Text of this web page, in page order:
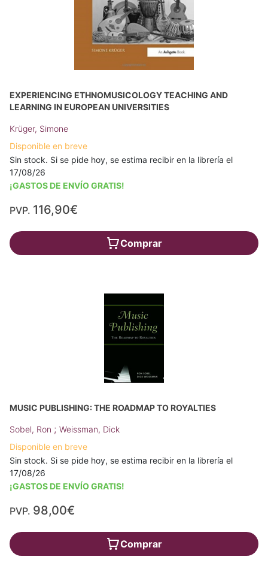
EXPERIENCING ETHNOMUSICOLOGY TEACHING AND
LEARNING IN EUROPEAN UNIVERSITIES
Krüger, Simone
Disponible en breve
Sin stock. Si se pide hoy, se estima recibir en la librería el
17/08/26
¡GASTOS DE ENVÍO GRATIS!
PVP. 116,90€
Comprar
MUSIC PUBLISHING: THE ROADMAP TO ROYALTIES
Sobel, Ron ; Weissman, Dick
Disponible en breve
Sin stock. Si se pide hoy, se estima recibir en la librería el
17/08/26
¡GASTOS DE ENVÍO GRATIS!
PVP. 98,00€
Comprar